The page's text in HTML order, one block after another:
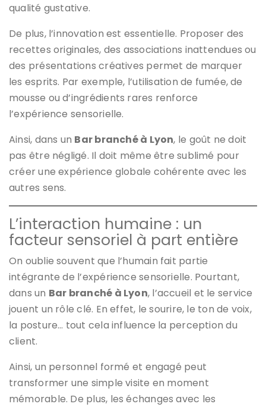
qualité gustative.
De plus, l’innovation est essentielle. Proposer des
recettes originales, des associations inattendues ou
des présentations créatives permet de marquer
les esprits. Par exemple, l’utilisation de fumée, de
mousse ou d’ingrédients rares renforce
l’expérience sensorielle.
Ainsi, dans un Bar branché à Lyon, le goût ne doit
pas être négligé. Il doit même être sublimé pour
créer une expérience globale cohérente avec les
autres sens.
L’interaction humaine : un
facteur sensoriel à part entière
On oublie souvent que l’humain fait partie
intégrante de l’expérience sensorielle. Pourtant,
dans un Bar branché à Lyon, l’accueil et le service
jouent un rôle clé. En effet, le sourire, le ton de voix,
la posture… tout cela influence la perception du
client.
Ainsi, un personnel formé et engagé peut
transformer une simple visite en moment
mémorable. De plus, les échanges avec les